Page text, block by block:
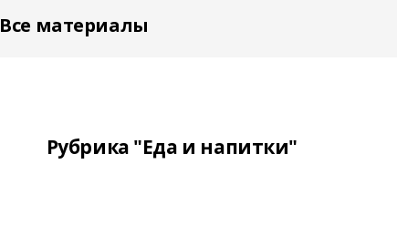
Все материалы
Рубрика "Еда и напитки"